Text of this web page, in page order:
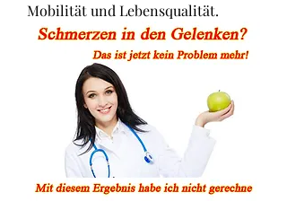
Mobilität und Lebensqualität.